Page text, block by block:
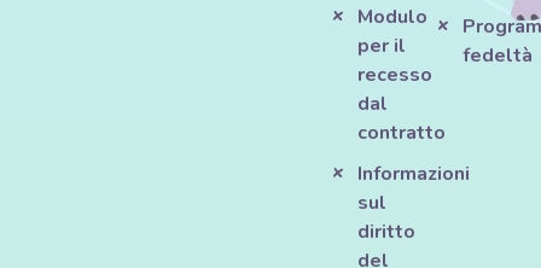
Modulo
per il
recesso
dal
contratto
Informazioni
sul
diritto
del
fedeltà